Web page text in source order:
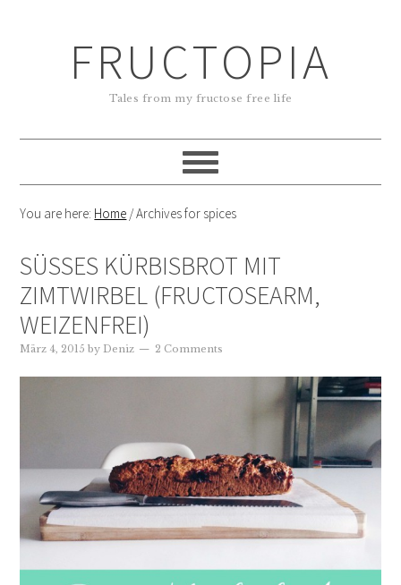
FRUCTOPIA
Tales from my fructose free life
You are here: Home /Archives for spices
SÜSSES KÜRBISBROT MIT Z
IMTWIRBEL (FRUCTOSEARM, W
EIZENFREI)
März 4, 2015 byDeniz 2 Comments